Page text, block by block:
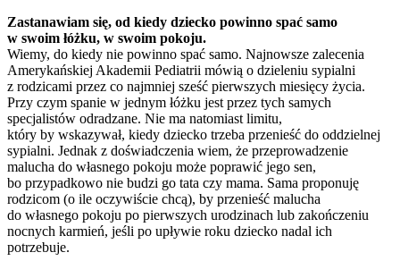
Zastanawiam się, od kiedy dziecko powinno spać samo
w swoim łóżku, w swoim pokoju.
Wiemy, do kiedy nie powinno spać samo. Najnowsze zalecenia
Amerykańskiej Akademii Pediatrii mówią o dzieleniu sypialni
z rodzicami przez co najmniej sześć pierwszych miesięcy życia.
Przy czym spanie w jednym łóżku jest przez tych samych
specjalistów odradzane. Nie ma natomiast limitu,
który by wskazywał, kiedy dziecko trzeba przenieść do oddzielnej
sypialni. Jednak z doświadczenia wiem, że przeprowadzenie
malucha do własnego pokoju może poprawić jego sen,
bo przypadkowo nie budzi go tata czy mama. Sama proponuję
rodzicom (o ile oczywiście chcą), by przenieść malucha
do własnego pokoju po pierwszych urodzinach lub zakończeniu
nocnych karmień, jeśli po upływie roku dziecko nadal ich
potrzebuje.